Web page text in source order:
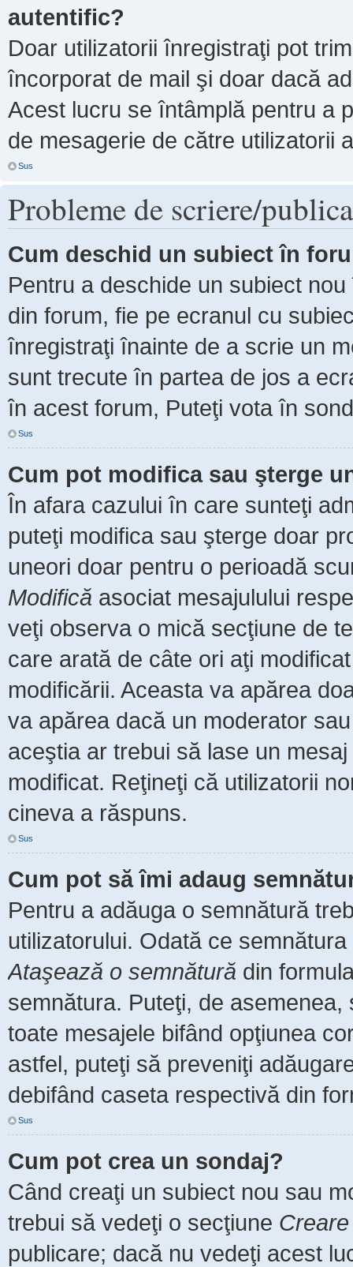
autentific?
Doar utilizatorii înregistraţi pot
încorporat de mail şi doar dacă
Acest lucru se întâmplă pentru a
de mesagerie de către utilizatorii
Sus
Probleme de scriere/
Cum deschid un subiect în
Pentru a deschide un subiect
din forum, fie pe ecranul cu
înregistraţi înainte de a scrie un
sunt trecute în partea de jos a
în acest forum, Puteţi vota în
Sus
Cum pot modifica sau şterge
În afara cazului în care sunteţi
puteţi modifica sau şterge doar
uneori doar pentru o perioadă
Modifică asociat mesajulului
veţi observa o mică secţiune de
care arată de câte ori aţi
modificării. Aceasta va apărea
va apărea dacă un moderator
aceştia ar trebui să lase un
modificat. Reţineţi că utilizatorii
cineva a răspuns.
Sus
Cum pot să îmi adaug
Pentru a adăuga o semnătură
utilizatorului. Odată ce
Ataşează o semnătură din
semnătura. Puteţi, de
toate mesajele bifând opţiunea
astfel, puteţi să preveniţi
debifând caseta respectivă din
Sus
Cum pot crea un sondaj?
Când creaţi un subiect nou sau
trebui să vedeţi o secţiune
publicare; dacă nu vedeţi acest